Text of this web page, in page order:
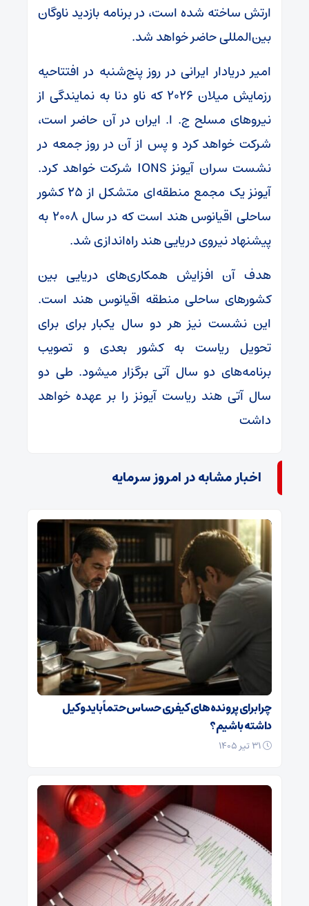
ارتش ساخته شده است، در برنامه بازدید ناوگان
بین‌المللی حاضر خواهد شد.
امیر دریادار ایرانی در روز پنج‌شنبه در افتتاحیه
رزمایش میلان ۲۰۲۶ که ناو دنا به نمایندگی از
نیروهای مسلح ج. ا. ایران در آن حاضر است،
شرکت خواهد کرد و پس از آن در روز جمعه در
نشست سران آیونز IONS شرکت خواهد کرد.
آیونز یک مجمع منطقه‌ای متشکل از ۲۵ کشور
ساحلی اقیانوس هند است که در سال ۲۰۰۸ به
پیشنهاد نیروی دریایی هند راه‌اندازی شد.
هدف آن افزایش همکاری‌های دریایی بین
کشورهای ساحلی منطقه اقیانوس هند است.
این نشست نیز هر دو سال یکبار برای برای
تحویل ریاست به کشور بعدی و تصویب
برنامه‌های دو سال آتی برگزار میشود. طی دو
سال آتی هند ریاست آیونز را بر عهده خواهد
داشت
اخبار مشابه در امروز سرمایه
چرا برای پرونده‌های کیفری حساس حتماً باید وکیل
داشته باشیم؟